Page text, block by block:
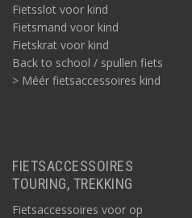
Fietsslot voor kind
Fietsmand voor kind
Fietskrat voor kind
Back to school / spullen fiets
> Méér fietsaccessoires kind
FIETSACCESSOIRES
TOURING, TREKKING
Fietsaccessoires voor op